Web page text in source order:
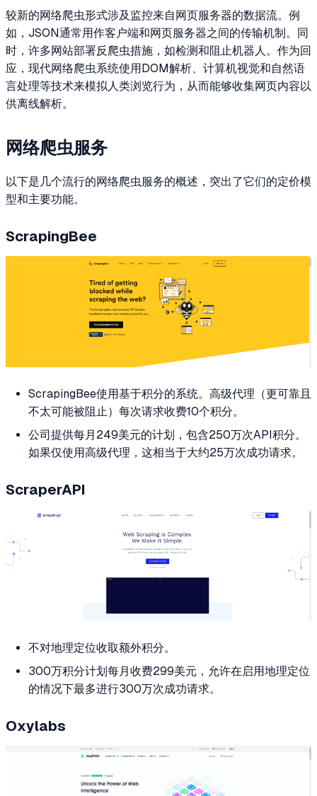
较新的网络爬虫形式涉及监控来自网页服务器的数据流。例
如，JSON通常用作客户端和网页服务器之间的传输机制。同
时，许多网站部署反爬虫措施，如检测和阻止机器人。作为回
应，现代网络爬虫系统使用DOM解析、计算机视觉和自然语
言处理等技术来模拟人类浏览行为，从而能够收集网页内容以
供离线解析。
网络爬虫服务
以下是几个流行的网络爬虫服务的概述，突出了它们的定价模
型和主要功能。
ScrapingBee
ScrapingBee使用基于积分的系统。高级代理（更可靠且
不太可能被阻止）每次请求收费10个积分。
公司提供每月249美元的计划，包含250万次API积分。
如果仅使用高级代理，这相当于大约25万次成功请求。
ScraperAPI
不对地理定位收取额外积分。
300万积分计划每月收费299美元，允许在启用地理定位
的情况下最多进行300万次成功请求。
Oxylabs